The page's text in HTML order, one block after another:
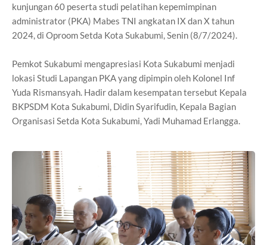
kunjungan 60 peserta studi pelatihan kepemimpinan
administrator (PKA) Mabes TNI angkatan IX dan X tahun
2024, di Oproom Setda Kota Sukabumi, Senin (8/7/2024).
Pemkot Sukabumi mengapresiasi Kota Sukabumi menjadi
lokasi Studi Lapangan PKA yang dipimpin oleh Kolonel Inf
Yuda Rismansyah. Hadir dalam kesempatan tersebut Kepala
BKPSDM Kota Sukabumi, Didin Syarifudin, Kepala Bagian
Organisasi Setda Kota Sukabumi, Yadi Muhamad Erlangga.